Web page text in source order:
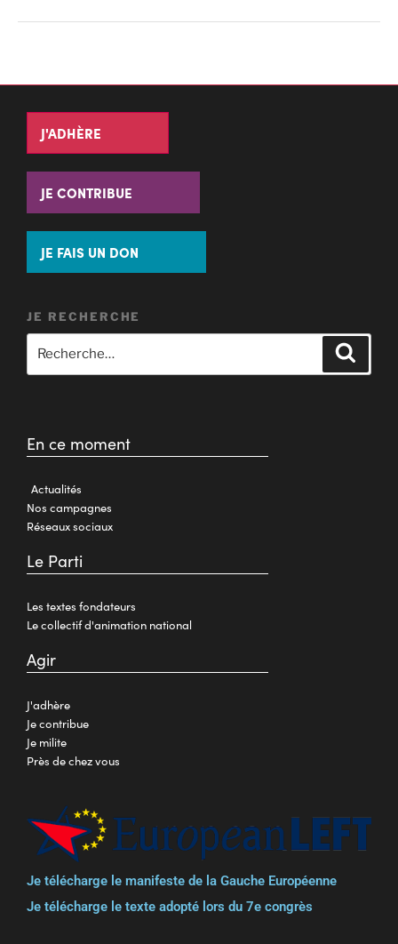
J'ADHÈRE
JE CONTRIBUE
JE FAIS UN DON
JE RECHERCHE
En ce moment
Actualités
Nos campagnes
Réseaux sociaux
Le Parti
Les textes fondateurs
Le collectif d'animation national
Agir
J'adhère
Je contribue
Je milite
Près de chez vous
Je télécharge le manifeste de la Gauche Européenne
Je télécharge le texte adopté lors du 7e congrès